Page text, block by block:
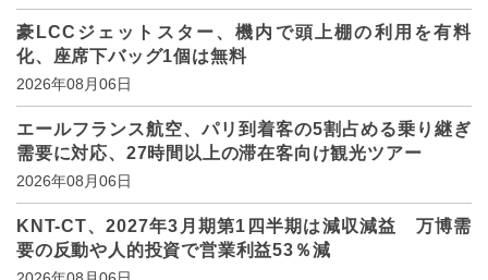
豪LCCジェットスター、機内で頭上棚の利用を有料
化、座席下バッグ1個は無料
2026年08月06日
エールフランス航空、パリ到着客の5割占める乗り継ぎ
需要に対応、27時間以上の滞在客向け観光ツアー
2026年08月06日
KNT-CT、2027年3月期第1四半期は減収減益 万博需
要の反動や人的投資で営業利益53％減